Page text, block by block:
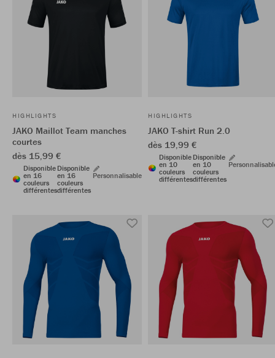
HIGHLIGHTS
JAKO Maillot Team manches
courtes
dès 15,99 €
Disponible
en 16
couleurs
différentes
Disponible
en 16
couleurs
différentes
Personnalisable
HIGHLIGHTS
JAKO T-shirt Run 2.0
dès 19,99 €
Disponible
en 10
couleurs
différentes
Disponible
en 10
couleurs
différentes